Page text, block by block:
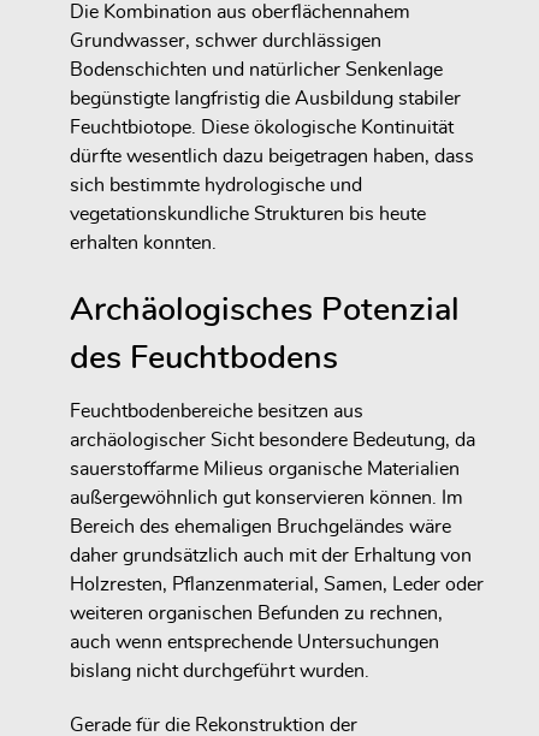
Die Kombination aus oberflächennahem
Grundwasser, schwer durchlässigen
Bodenschichten und natürlicher Senkenlage
begünstigte langfristig die Ausbildung stabiler
Feuchtbiotope. Diese ökologische Kontinuität
dürfte wesentlich dazu beigetragen haben, dass
sich bestimmte hydrologische und
vegetationskundliche Strukturen bis heute
erhalten konnten.
Archäologisches Potenzial
des Feuchtbodens
Feuchtbodenbereiche besitzen aus
archäologischer Sicht besondere Bedeutung, da
sauerstoffarme Milieus organische Materialien
außergewöhnlich gut konservieren können. Im
Bereich des ehemaligen Bruchgeländes wäre
daher grundsätzlich auch mit der Erhaltung von
Holzresten, Pflanzenmaterial, Samen, Leder oder
weiteren organischen Befunden zu rechnen,
auch wenn entsprechende Untersuchungen
bislang nicht durchgeführt wurden.
Gerade für die Rekonstruktion der